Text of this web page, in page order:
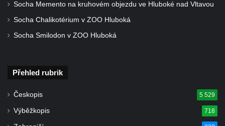
Kříž u kostela svatého Jana Křtitele v
Želkovic pod horou Libeš
Socha Memento na kruhovém objezdu ve Hluboké nad Vltavou
Socha Chalikotérium v ZOO Hluboká
Socha Smilodon v ZOO Hluboká
Přehled rubrik
Českopis 5 529
Výběžkopis 718